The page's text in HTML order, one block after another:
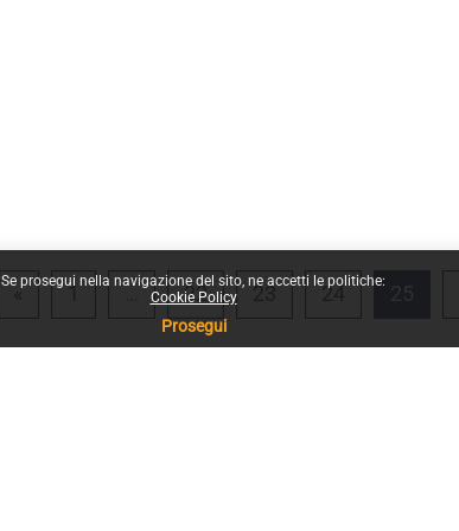
Se prosegui nella navigazione del sito, ne accetti le politiche:
Cookie Policy
Prosegui
«Pagina precedente
1 Pagina 1
… 22Pagina 22
23Pagina 23
24Pagina 24